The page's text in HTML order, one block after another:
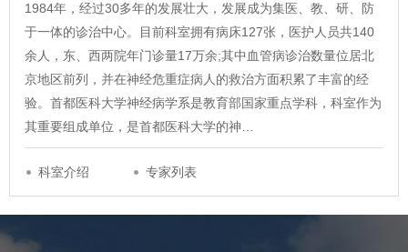
1984年，经过30多年的发展壮大，发展成为集医、教、研、防
于一体的诊治中心。目前科室拥有病床127张，医护人员共140
余人，东、西两院年门诊量17万余;其中血管病诊治数量位居北
京地区前列，并在神经危重症病人的救治方面积累了丰富的经
验。首都医科大学神经病学系是教育部国家重点学科，科室作为
其重要组成单位，是首都医科大学的神…
科室介绍 专家列表